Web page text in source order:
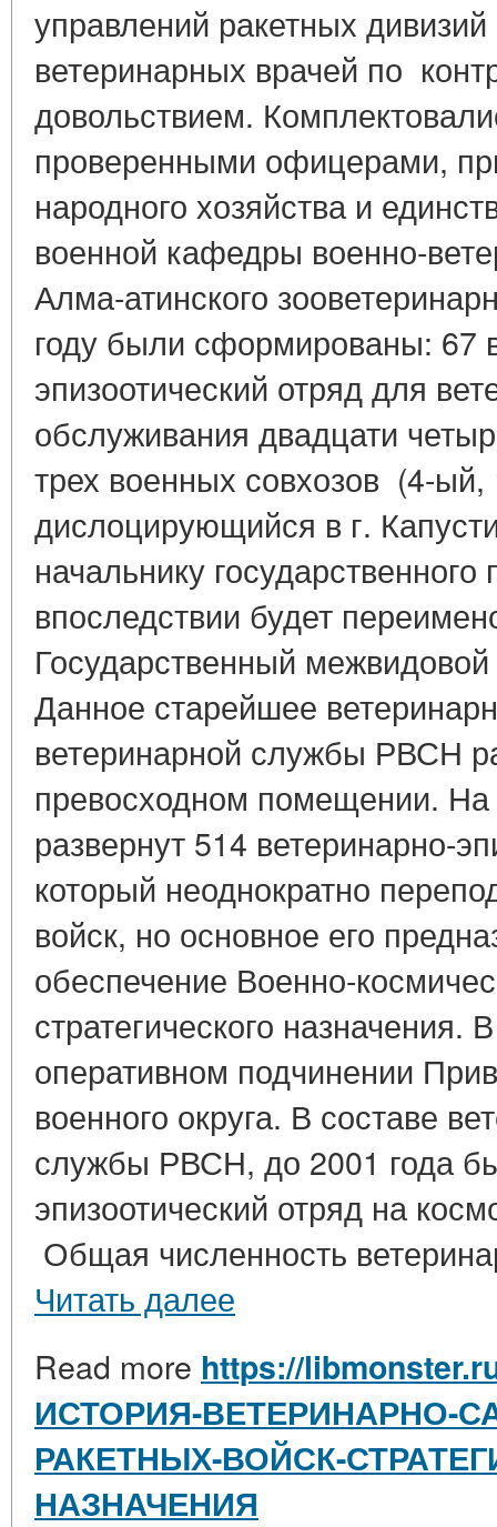
управлений ракетных
ветеринарных врачей по
довольствием.
проверенными офицерами,
народного хозяйства и
военной кафедры военно-
Алма-атинского
году были сформированы: 67
эпизоотический отряд для
обслуживания двадцати
трех военных совхозов (4-
дислоцирующийся в г.
начальнику
впоследствии будет
Государственный
Данное старейшее
ветеринарной службы РВСН
превосходном помещении. На
развернут 514 ветеринарно-
который неоднократно
войск, но основное его
обеспечение Военно-
стратегического
оперативном подчинении
военного округа. В составе
службы РВСН, до 2001 года
эпизоотический отряд на
Общая численность
Читать далее
Read more https://
ИСТОРИЯ-ВЕТЕРИНАРНО-
РАКЕТНЫХ-ВОЙСК-
НАЗНАЧЕНИЯ